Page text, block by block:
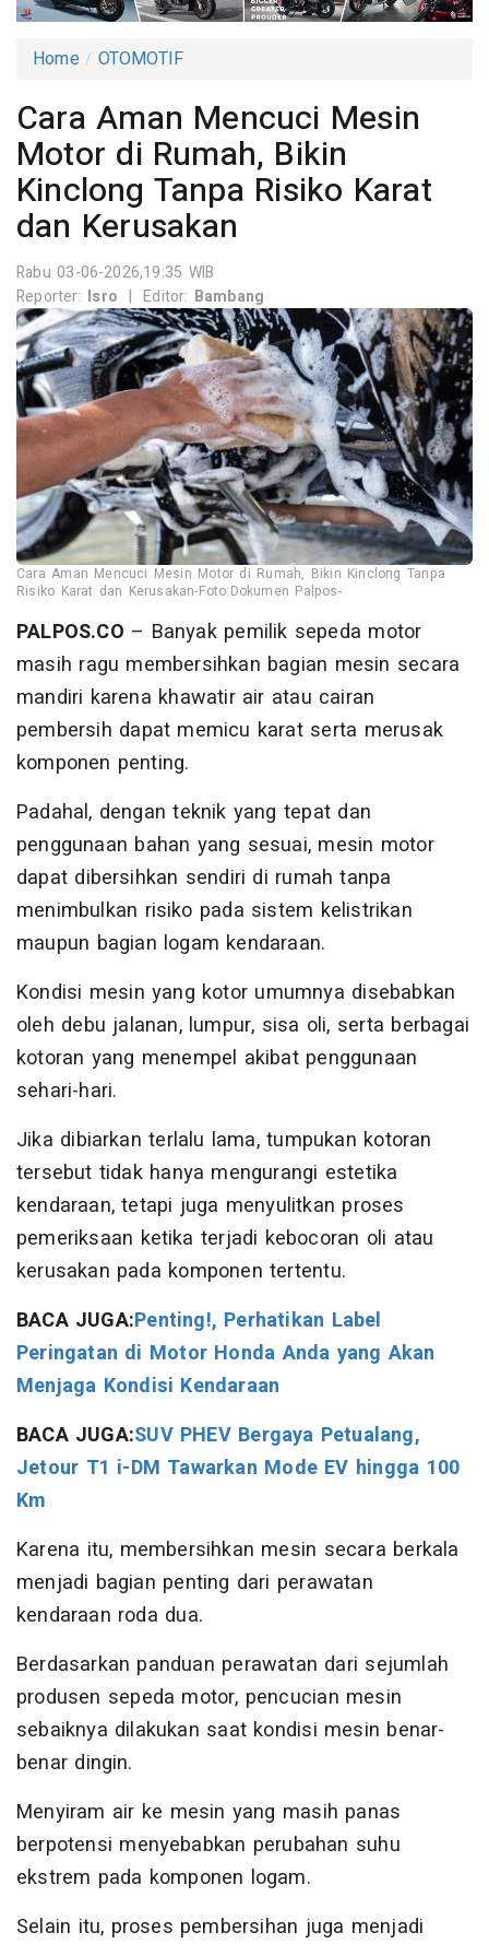
Home OTOMOTIF
Cara Aman Mencuci Mesin
Motor di Rumah, Bikin
Kinclong Tanpa Risiko Karat
dan Kerusakan
Rabu 03-06-2026,19:35 WIB
Reporter: Isro | Editor: Bambang
Cara Aman Mencuci Mesin Motor di Rumah, Bikin Kinclong Tanpa
Risiko Karat dan Kerusakan-Foto:Dokumen Palpos-
PALPOS.CO – Banyak pemilik sepeda motor
masih ragu membersihkan bagian mesin secara
mandiri karena khawatir air atau cairan
pembersih dapat memicu karat serta merusak
komponen penting.
Padahal, dengan teknik yang tepat dan
penggunaan bahan yang sesuai, mesin motor
dapat dibersihkan sendiri di rumah tanpa
menimbulkan risiko pada sistem kelistrikan
maupun bagian logam kendaraan.
Kondisi mesin yang kotor umumnya disebabkan
oleh debu jalanan, lumpur, sisa oli, serta berbagai
kotoran yang menempel akibat penggunaan
sehari-hari.
Jika dibiarkan terlalu lama, tumpukan kotoran
tersebut tidak hanya mengurangi estetika
kendaraan, tetapi juga menyulitkan proses
pemeriksaan ketika terjadi kebocoran oli atau
kerusakan pada komponen tertentu.
BACA JUGA:Penting!, Perhatikan Label
Peringatan di Motor Honda Anda yang Akan
Menjaga Kondisi Kendaraan
BACA JUGA:SUV PHEV Bergaya Petualang,
Jetour T1 i-DM Tawarkan Mode EV hingga 100
Km
Karena itu, membersihkan mesin secara berkala
menjadi bagian penting dari perawatan
kendaraan roda dua.
Berdasarkan panduan perawatan dari sejumlah
produsen sepeda motor, pencucian mesin
sebaiknya dilakukan saat kondisi mesin benar-
benar dingin.
Menyiram air ke mesin yang masih panas
berpotensi menyebabkan perubahan suhu
ekstrem pada komponen logam.
Selain itu, proses pembersihan juga menjadi